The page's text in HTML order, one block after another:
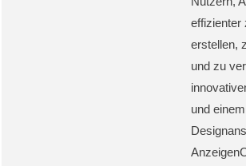
effizienter
erstellen,
und zu
und